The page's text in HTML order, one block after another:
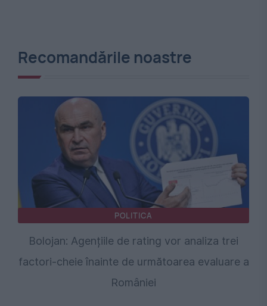
Recomandările noastre
POLITICA
Bolojan: Agențiile de rating vor analiza trei
factori-cheie înainte de următoarea evaluare a
României